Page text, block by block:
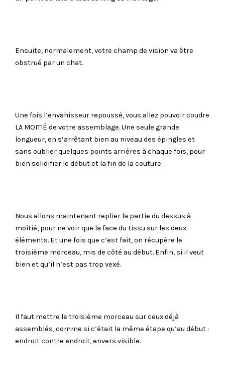
Ensuite, normalement, votre champ de vision va être
obstrué par un chat.
Une fois l’envahisseur repoussé, vous allez pouvoir coudre
LA MOITIÉ de votre assemblage. Une seule grande
longueur, en s’arrêtant bien au niveau des épingles et
sans oublier quelques points arrières à chaque fois, pour
bien solidifier le début et la fin de la couture.
Nous allons maintenant replier la partie du dessus à
moitié, pour ne voir que la face du tissu sur les deux
éléments. Et une fois que c’est fait, on récupère le
troisième morceau, mis de côté au début. Enfin, si il veut
bien et qu’il n’est pas trop vexé.
Il faut mettre le troisième morceau sur ceux déjà
assemblés, comme si c’était la même étape qu’au début :
endroit contre endroit, envers visible.